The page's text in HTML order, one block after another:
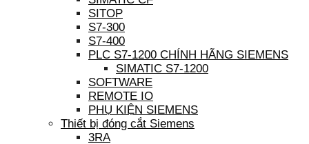
SITOP
S7-300
S7-400
PLC S7-1200 CHÍNH HÃNG SIEMENS
SIMATIC S7-1200
SOFTWARE
REMOTE IO
PHỤ KIỆN SIEMENS
Thiết bị đóng cắt Siemens
3RA